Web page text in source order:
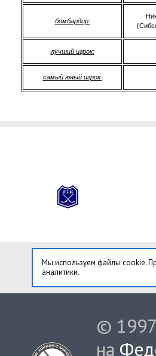
бомбардир:
лучший игрок:
самый юный игрок
Мы используем файлы cookie.
аналитики.
©
на